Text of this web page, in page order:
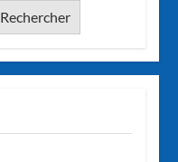
Rechercher